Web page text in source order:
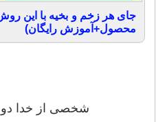
محصول+آموزش رایگان)
شخصی از خدا